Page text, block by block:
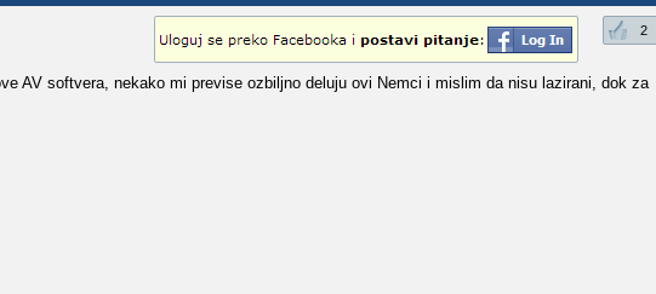
2
AV softvera, nekako mi previse ozbiljno deluju ovi Nemci i mislim da nisu lazirani, dok za